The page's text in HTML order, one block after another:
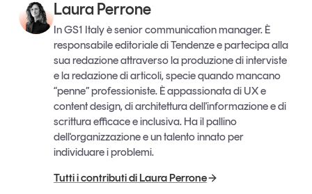
Laura Perrone
In GS1 Italy è senior communication manager. È
responsabile editoriale di Tendenze e partecipa alla
sua redazione attraverso la produzione di interviste
e la redazione di articoli, specie quando mancano
“penne” professioniste. È appassionata di UX e
content design, di architettura dell'informazione e di
scrittura efficace e inclusiva. Ha il pallino
dell'organizzazione e un talento innato per
individuare i problemi.
Tutti i contributi di Laura Perrone